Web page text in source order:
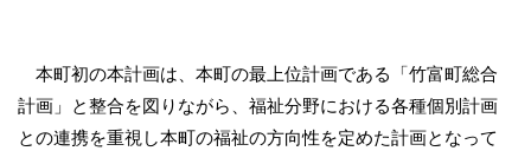
本町初の本計画は、本町の最上位計画である「竹富町総合
計画」と整合を図りながら、福祉分野における各種個別計画
との連携を重視し本町の福祉の方向性を定めた計画となって